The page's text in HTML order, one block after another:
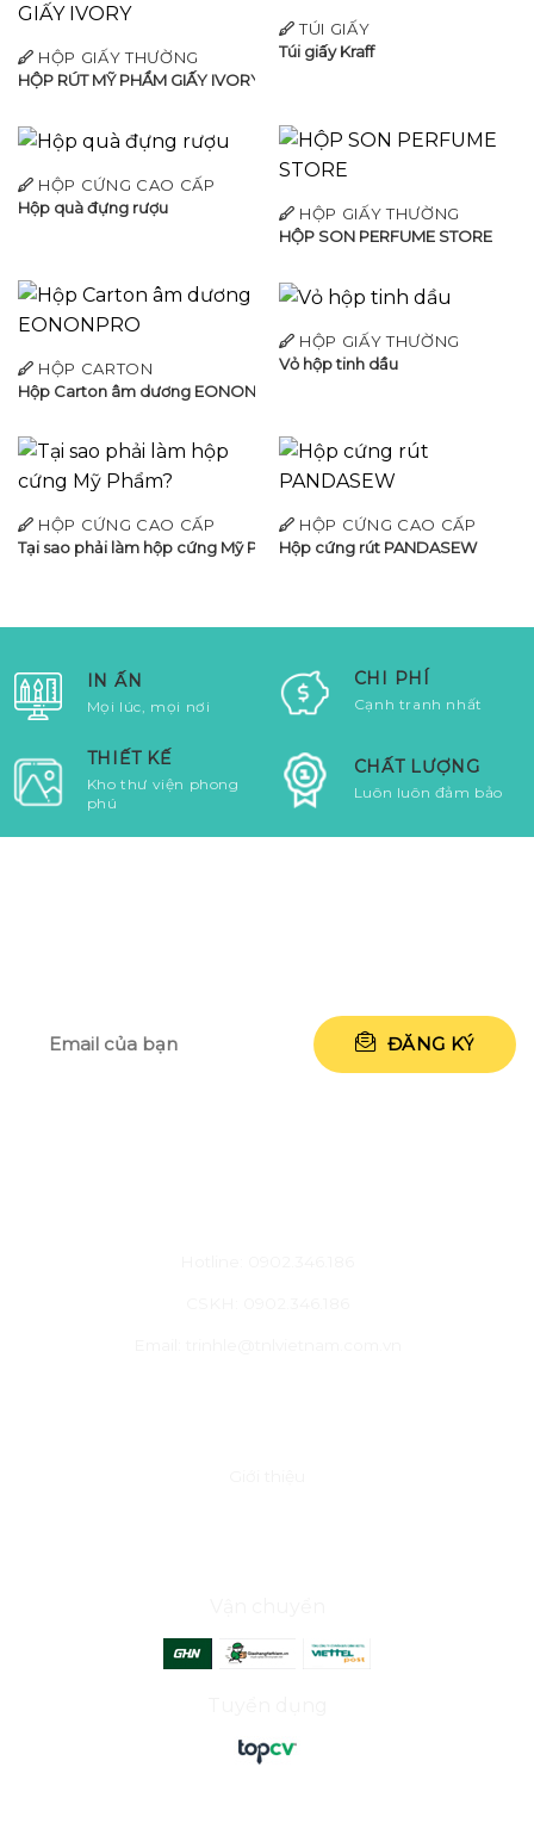
HỘP GIẤY THƯỜNG
HỘP RÚT MỸ PHẨM GIẤY IVORY
TÚI GIẤY
Túi giấy Kraff
HỘP CỨNG CAO CẤP
Hộp quà đựng rượu
HỘP GIẤY THƯỜNG
HỘP SON PERFUME STORE
HỘP CARTON
Hộp Carton âm dương EONONPRO
HỘP GIẤY THƯỜNG
Vỏ hộp tinh dầu
HỘP CỨNG CAO CẤP
Tại sao phải làm hộp cứng Mỹ Phẩm?
HỘP CỨNG CAO CẤP
Hộp cứng rút PANDASEW
IN ẤN
Mọi lúc, mọi nơi
CHI PHÍ
Cạnh tranh nhất
THIẾT KẾ
Kho thư viện phong
phú
CHẤT LƯỢNG
Luôn luôn đảm bảo